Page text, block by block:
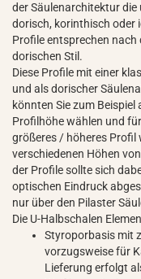
der Säulenarchitektur
dorisch, korinthisch oder
Profile entsprechen nach
dorischen Stil.
Diese Profile mit einer
und als dorischer
könnten Sie zum Beispiel
Profilhöhe wählen und
größeres / höheres Profil
verschiedenen Höhen
der Profile sollte sich
optischen Eindruck
nur über den Pilaster
Die U-Halbschalen
Styroporbasis mit
vorzugsweise für
Lieferung erfolgt